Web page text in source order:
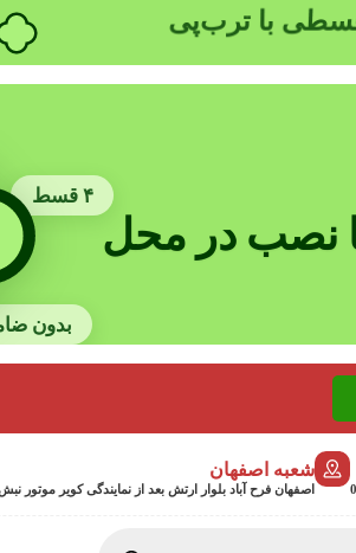
با ترب‌پی
نصب در محل
۴ قسط
بدون
شعبه اصفهان
اصفهان فرح آباد بلوار ارتش بعد از نمایندگی کویر موتور نبش کوچه جمشیدی 24